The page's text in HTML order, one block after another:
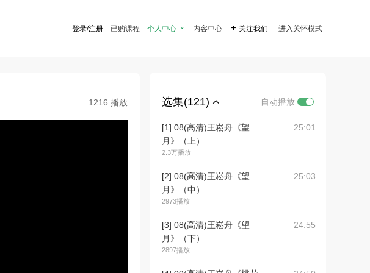
登录/注册 已购课程 个人中心  内容中心  关注我们 进入关怀模式
1216 播放 选集(121) 自动播放
[1] 08(高清)王崧舟《望
月》（上）
2.3万播放
25:01
[2] 08(高清)王崧舟《望
月》（中）
2973播放
25:03
[3] 08(高清)王崧舟《望
月》（下）
2897播放
24:55